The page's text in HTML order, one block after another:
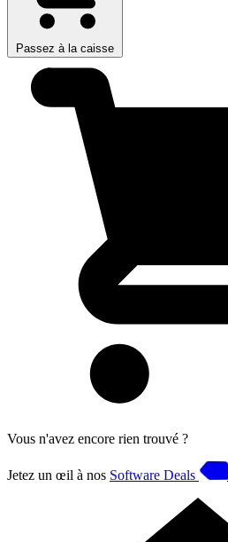
Passez à la caisse
Vous n'avez encore rien trouvé ?
Jetez un œil à nos Software Deals